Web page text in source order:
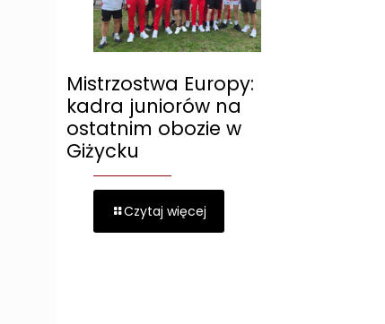
Mistrzostwa Europy:
kadra juniorów na
ostatnim obozie w
Giżycku
Czytaj więcej